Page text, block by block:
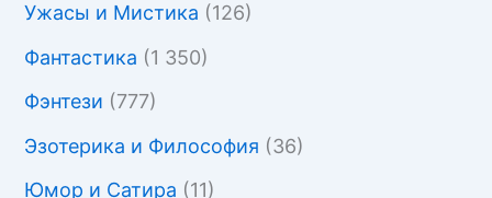
Ужасы и Мистика (126)
Фантастика (1 350)
Фэнтези (777)
Эзотерика и Философия (36)
Юмор и Сатира (11)